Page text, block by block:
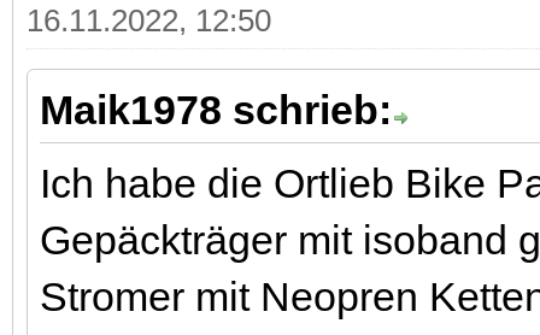
16.11.2022, 12:50
Maik1978 schrieb:
Ich habe die Ortlieb Bike
Gepäckträger mit isoband
Stromer mit Neopren